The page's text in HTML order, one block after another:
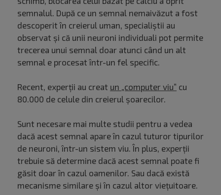
semnalul. După ce un semnal nemaivăzut a fost
descoperit în creierul uman, specialiștii au
observat și că unii neuroni individuali pot permite
trecerea unui semnal doar atunci când un alt
semnal e procesat într-un fel specific.
Recent, experții au creat un „computer viu” cu
80.000 de celule din creierul șoarecilor.
Sunt necesare mai multe studii pentru a vedea
dacă acest semnal apare în cazul tuturor tipurilor
de neuroni, într-un sistem viu. În plus, experții
trebuie să determine dacă acest semnal poate fi
găsit doar în cazul oamenilor. Sau dacă există
mecanisme similare și în cazul altor viețuitoare.